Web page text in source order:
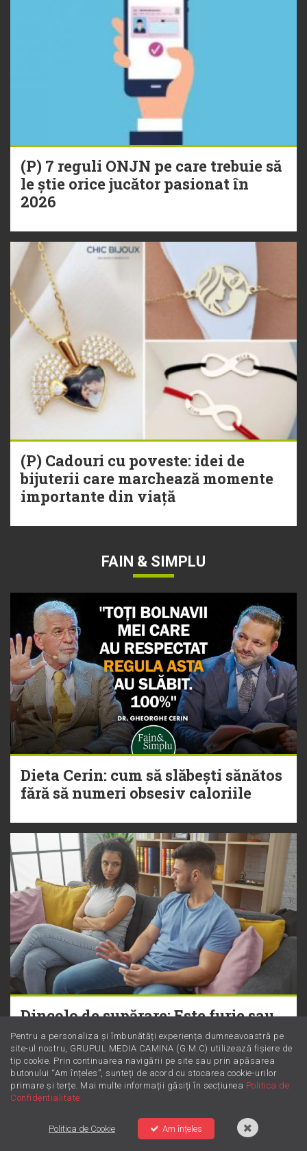
(P) 7 reguli ONJN pe care trebuie să
le știe orice jucător pasionat în
2026
(P) Cadouri cu poveste: idei de
bijuterii care marchează momente
importante din viață
FAIN & SIMPLU
Dieta Cerin: cum să slăbești sănătos
fără să numeri obsesiv caloriile
Dincolo de supărare: Este furie sau
iritare? Învață să le diferențiezi
Pentru a personaliza și îmbunătăți experiența dumneavoastră pe
site-ul nostru, GRUPUL MEDIA CAMINA (G.M.C) utilizează fișiere de
tip cookie. Prin continuarea navigării pe site sau prin apăsarea
butonului “Am înțeles”, sunteți de acord cu stocarea cookie-urilor
primare și terțe. Mai multe informații găsiți în secțiunea Politica de
Confidentialitate
Politica de Cookie Am înțeles